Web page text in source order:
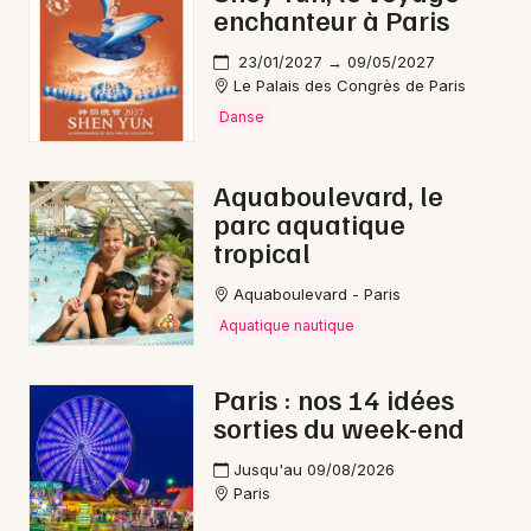
enchanteur à Paris
23/01/2027 → 09/05/2027
Le Palais des Congrès de Paris
Danse
Aquaboulevard, le
parc aquatique
tropical
Aquaboulevard - Paris
Aquatique nautique
Paris : nos 14 idées
sorties du week-end
Jusqu'au 09/08/2026
Paris